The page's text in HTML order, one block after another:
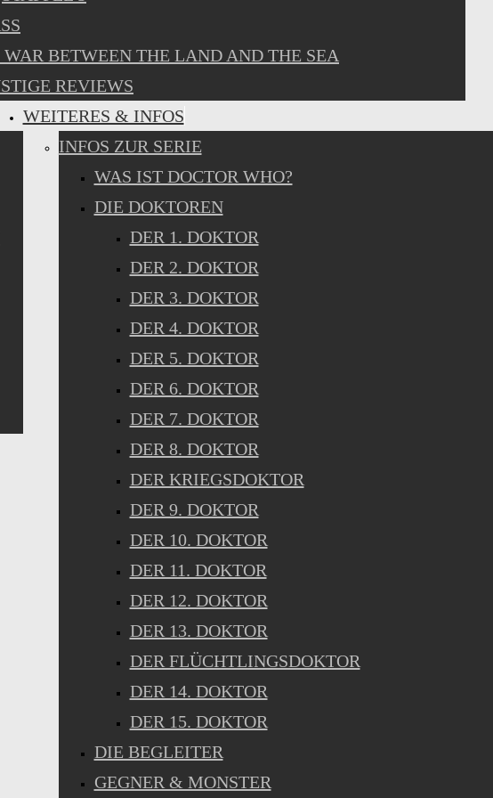
WAR BETWEEN THE LAND AND THE SEA
REVIEWS
WEITERES & INFOS
INFOS ZUR SERIE
WAS IST DOCTOR WHO?
DIE DOKTOREN
DER 1. DOKTOR
DER 2. DOKTOR
DER 3. DOKTOR
DER 4. DOKTOR
DER 5. DOKTOR
DER 6. DOKTOR
DER 7. DOKTOR
DER 8. DOKTOR
DER KRIEGSDOKTOR
DER 9. DOKTOR
DER 10. DOKTOR
DER 11. DOKTOR
DER 12. DOKTOR
DER 13. DOKTOR
DER FLÜCHTLINGSDOKTOR
DER 14. DOKTOR
DER 15. DOKTOR
DIE BEGLEITER
GEGNER & MONSTER